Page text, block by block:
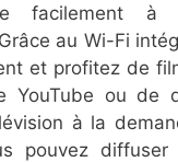
facilement à
au Wi-Fi
et profitez de
YouTube ou de
à la
pouvez diffuser